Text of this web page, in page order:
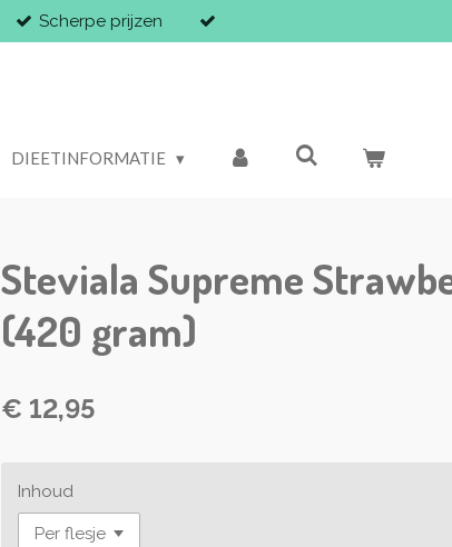
Scherpe prijzen
DIEETINFORMATIE
Steviala Supreme
(420 gram)
€ 12,95
Inhoud